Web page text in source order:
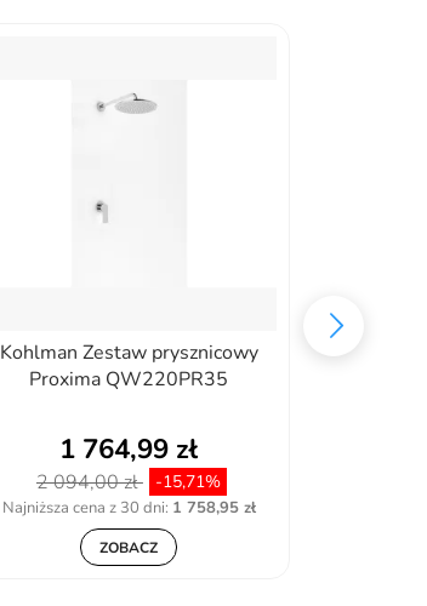
Kohlman Zestaw prysznicowy
Proxima QW220PR35
1 764,99 zł
2 094,00 zł -15,71%
Najniższa cena z 30 dni: 1 758,95 zł
ZOBACZ